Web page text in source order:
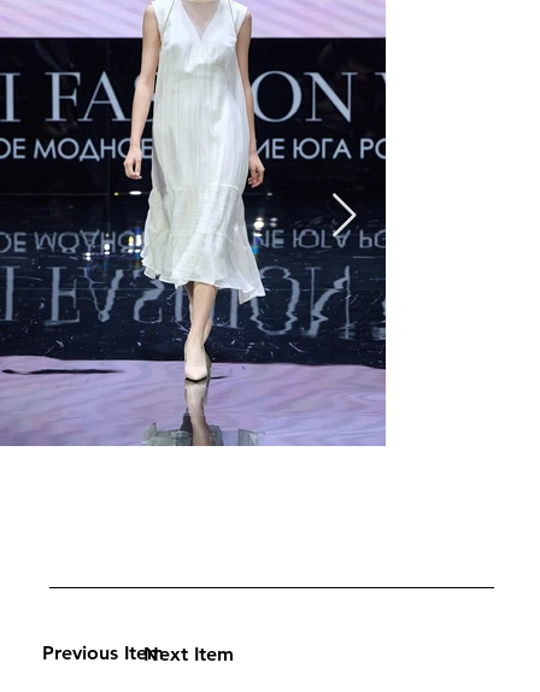
Next Item
Previous Item